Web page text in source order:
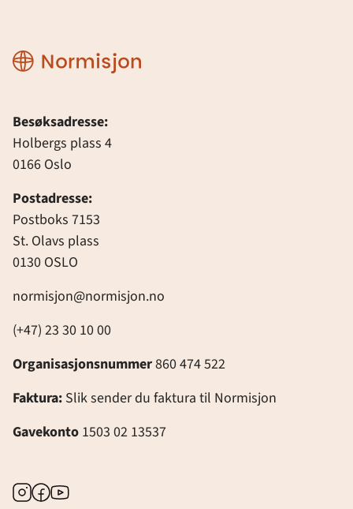
Normisjon
Besøksadresse:
Holbergs plass 4
0166 Oslo
Postadresse:
Postboks 7153
St. Olavs plass
0130 OSLO
normisjon@normisjon.no
(+47) 23 30 10 00
Organisasjonsnummer860 474 522
Faktura: Slik sender du faktura til Normisjon
Gavekonto 1503 02 13537
Instagram
Facebook
Youtube